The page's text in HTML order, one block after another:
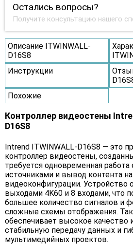
Остались вопросы?
Получите консультацию нашего
Описание ITWINWALL-
D16S8
Инструкции
Похожие
Контроллер видеостены
D16S8
Intrend ITWINWALL-D16S8 — это
контроллер видеостены,
требуется одновременная
источниками и вывод контента
видеоконфигурации. Устройство
выходами 4K60 и 8 входами, что
большее количество сигналов и
сложные схемы отображения.
обеспечивает высокое качество
стабильную передачу данных и
мультимедийных проектов.